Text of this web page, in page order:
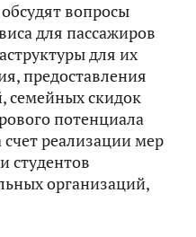
вопросы
для пассажиров
для их
предоставления
семейных скидок
потенциала
реализации мер
студентов
организаций,